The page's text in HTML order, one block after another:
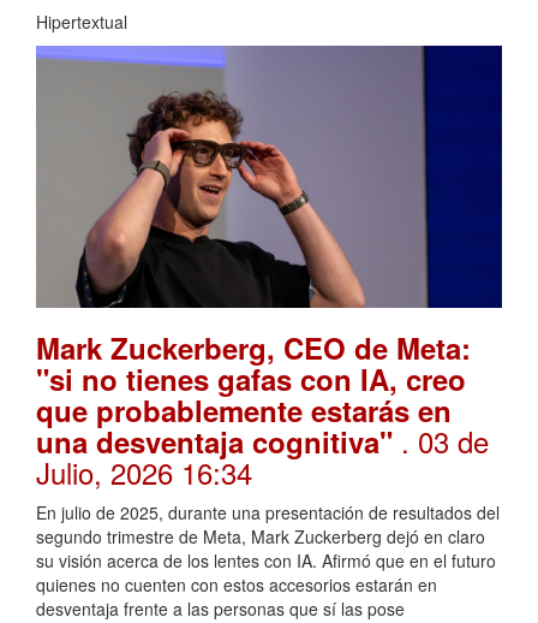
Hipertextual
Mark Zuckerberg, CEO de Meta:
"si no tienes gafas con IA, creo
que probablemente estarás en
una desventaja cognitiva" . 03 de
Julio, 2026 16:34
En julio de 2025, durante una presentación de resultados del
segundo trimestre de Meta, Mark Zuckerberg dejó en claro
su visión acerca de los lentes con IA. Afirmó que en el futuro
quienes no cuenten con estos accesorios estarán en
desventaja frente a las personas que sí las pose